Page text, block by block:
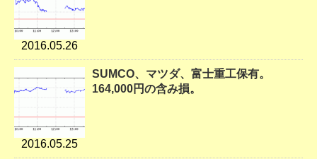
2016.05.26
2016.05.25
SUMCO、マツダ、富士重工保有。
164,000円の含み損。